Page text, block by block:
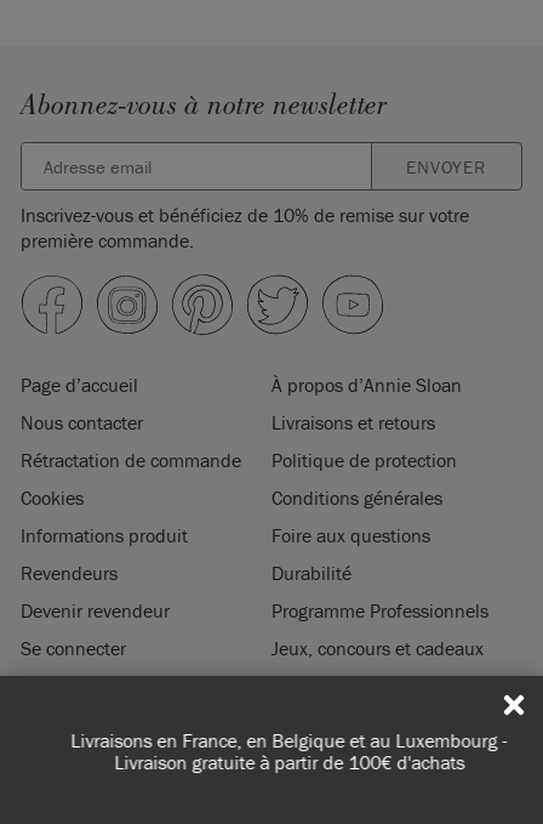
Livraisons en France, en Belgique et au Luxembourg -
Livraison gratuite à partir de 100€ d'achats
Abonnez-vous à notre newsletter
ENVOYER
Inscrivez-vous et bénéficiez de 10% de remise sur votre
première commande.
Page d’accueil
À propos d’Annie Sloan
Nous contacter
Livraisons et retours
Rétractation de commande
Politique de protection
Cookies
Conditions générales
Informations produit
Foire aux questions
Revendeurs
Durabilité
Devenir revendeur
Programme Professionnels
Se connecter
Jeux, concours et cadeaux
© 2026 ANNIE SLOAN INTERIORS LTD. ‘ CHALK PAINT’ est une marque de
commerce enregistrée de Annie Sloan Interiors Ltd. au US & CAN. ‘ANNIE